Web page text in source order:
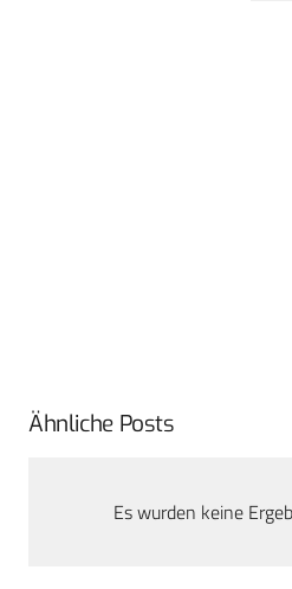
Ähnliche Posts
Es wurden keine